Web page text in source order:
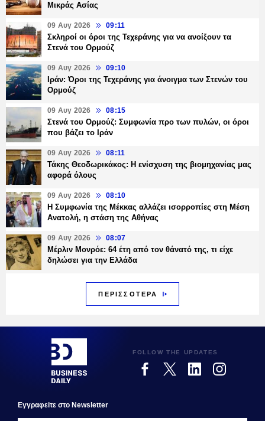
Μικράς Ασίας
09 Αυγ 2026 09:11
Σκληροί οι όροι της Τεχεράνης για να ανοίξουν τα
Στενά του Ορμούζ
09 Αυγ 2026 09:10
Ιράν: Όροι της Τεχεράνης για άνοιγμα των Στενών του
Ορμούζ
09 Αυγ 2026 08:15
Στενά του Ορμούζ: Συμφωνία προ των πυλών, οι όροι
που βάζει το Ιράν
09 Αυγ 2026 08:11
Τάκης Θεοδωρικάκος: Η ενίσχυση της βιομηχανίας μας
αφορά όλους
09 Αυγ 2026 08:10
Η Συμφωνία της Μέκκας αλλάζει ισορροπίες στη Μέση
Ανατολή, η στάση της Αθήνας
09 Αυγ 2026 08:07
Μέρλιν Μονρόε: 64 έτη από τον θάνατό της, τι είχε
δηλώσει για την Ελλάδα
ΠΕΡΙΣΣΟΤΕΡΑ
FOLLOW THE UPDATES
Εγγραφεiτε στο Newsletter